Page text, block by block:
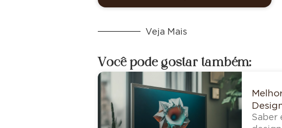
Veja Mais
Você pode gostar também:
Saber